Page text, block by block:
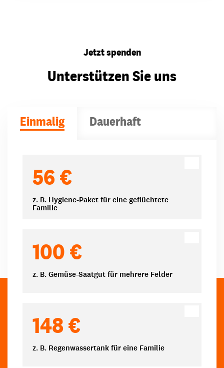
Jetzt spenden
Unterstützen Sie uns
Einmalig Dauerhaft
56 €
z. B. Hygiene-Paket für eine geflüchtete
Familie
100 €
z. B. Gemüse-Saatgut für mehrere Felder
148 €
z. B. Regenwassertank für eine Familie